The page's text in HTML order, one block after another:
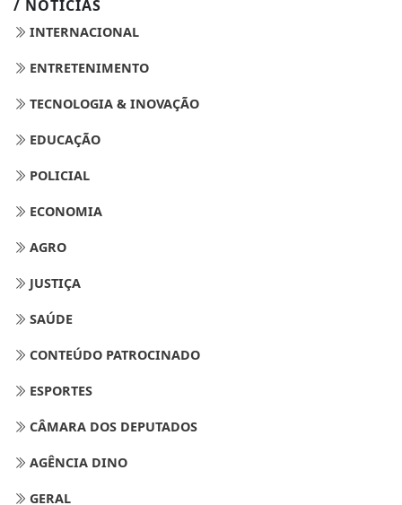
/ NOTÍCIAS
INTERNACIONAL
ENTRETENIMENTO
TECNOLOGIA & INOVAÇÃO
EDUCAÇÃO
POLICIAL
ECONOMIA
AGRO
JUSTIÇA
SAÚDE
CONTEÚDO PATROCINADO
ESPORTES
CÂMARA DOS DEPUTADOS
AGÊNCIA DINO
GERAL